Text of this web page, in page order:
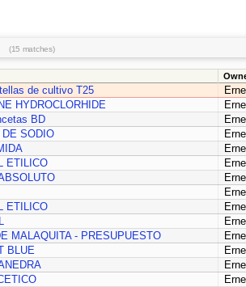
(15 matches)
de cultivo T25
HYDROCLORHIDE
BD
SODIO
ETILICO
ETILICO
MALAQUITA - PRESUPUESTO
BLUE